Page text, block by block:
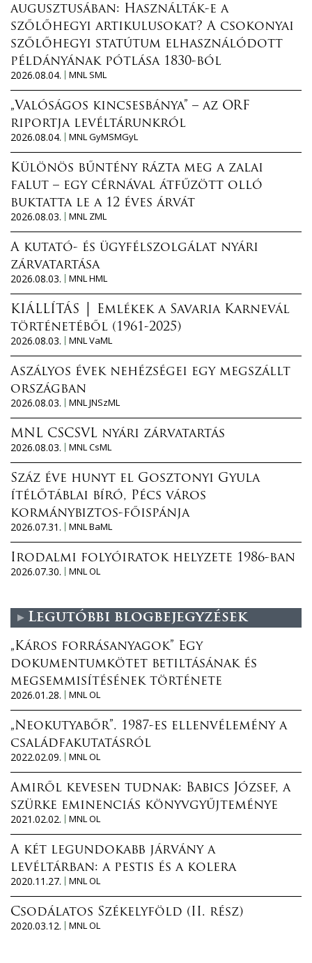
augusztusában: Használták-e a
szőlőhegyi artikulusokat? A csokonyai
szőlőhegyi statútum elhasználódott
példányának pótlása 1830-ból
2026.08.04.
MNL SML
„Valóságos kincsesbánya” – az ORF
riportja levéltárunkról
2026.08.04.
MNL GyMSMGyL
Különös bűntény rázta meg a zalai
falut – egy cérnával átfűzött olló
buktatta le a 12 éves árvát
2026.08.03.
MNL ZML
A kutató- és ügyfélszolgálat nyári
zárvatartása
2026.08.03.
MNL HML
KIÁLLÍTÁS │ Emlékek a Savaria Karnevál
történetéből (1961-2025)
2026.08.03.
MNL VaML
Aszályos évek nehézségei egy megszállt
országban
2026.08.03.
MNL JNSzML
MNL CSCSVL nyári zárvatartás
2026.08.03.
MNL CsML
Száz éve hunyt el Gosztonyi Gyula
ítélőtáblai bíró, Pécs város
kormánybiztos-főispánja
2026.07.31.
MNL BaML
Irodalmi folyóiratok helyzete 1986-ban
2026.07.30.
MNL OL
Legutóbbi blogbejegyzések
„Káros forrásanyagok” Egy
dokumentumkötet betiltásának és
megsemmisítésének története
2026.01.28.
MNL OL
„Neokutyabőr”. 1987-es ellenvélemény a
családfakutatásról
2022.02.09.
MNL OL
Amiről kevesen tudnak: Babics József, a
szürke eminenciás könyvgyűjteménye
2021.02.02.
MNL OL
A két legundokabb járvány a
levéltárban: a pestis és a kolera
2020.11.27.
MNL OL
Csodálatos Székelyföld (II. rész)
2020.03.12.
MNL OL